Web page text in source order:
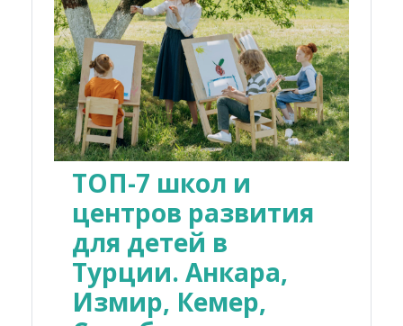
ТОП-7 школ и
центров развития
для детей в
Турции. Анкара,
Измир, Кемер,